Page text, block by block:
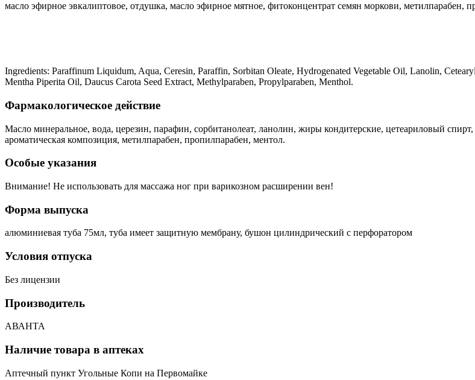
масло эфирное эвкалиптовое, отдушка, масло эфирное мятное, фитоконцентрат семян моркови, метилпарабен,
Ingredients: Paraffinum Liquidum, Aqua, Ceresin, Paraffin, Sorbitan Oleate, Hydrogenated Vegetable Oil, Lanolin,
Mentha Piperita Oil, Daucus Carota Seed Extract, Methylparaben, Propylparaben, Menthol.
Фармакологическое действие
Масло минеральное, вода, церезин, парафин, сорбитанолеат, ланолин, жиры кондитерские, цетеариловый
ароматическая композиция, метилпарабен, пропилпарабен, ментол.
Особые указания
Внимание! Не использовать для массажа ног при варикозном расширении вен!
Форма выпуска
алюминиевая туба 75мл, туба имеет защитную мембрану, бушон цилиндрический с перфоратором
Условия отпуска
Без лицензии
Производитель
АВАНТА
Наличие товара в аптеках
Аптечный пункт Угольные Копи на Первомайке